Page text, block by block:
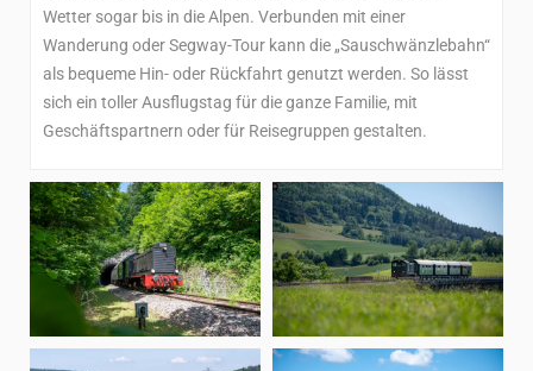
Wetter sogar bis in die Alpen. Verbunden mit einer
Wanderung oder Segway-Tour kann die „Sauschwänzlebahn“
als bequeme Hin- oder Rückfahrt genutzt werden. So lässt
sich ein toller Ausflugstag für die ganze Familie, mit
Geschäftspartnern oder für Reisegruppen gestalten.